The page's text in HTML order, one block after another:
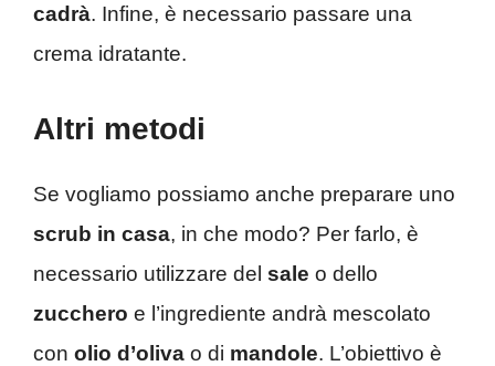
cadrà. Infine, è necessario passare una
crema idratante.
Altri metodi
Se vogliamo possiamo anche preparare uno
scrub in casa, in che modo? Per farlo, è
necessario utilizzare del sale o dello
zucchero e l’ingrediente andrà mescolato
con olio d’oliva o di mandole. L’obiettivo è